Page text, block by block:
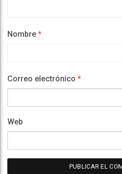
Nombre *
Correo electrónico *
Web